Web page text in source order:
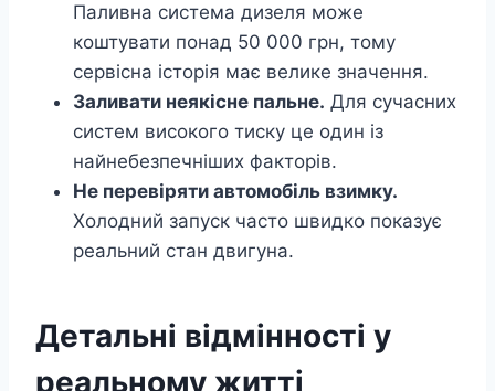
Паливна система дизеля може
коштувати понад 50 000 грн, тому
сервісна історія має велике значення.
Заливати неякісне пальне. Для сучасних
систем високого тиску це один із
найнебезпечніших факторів.
Не перевіряти автомобіль взимку.
Холодний запуск часто швидко показує
реальний стан двигуна.
Детальні відмінності у
реальному житті